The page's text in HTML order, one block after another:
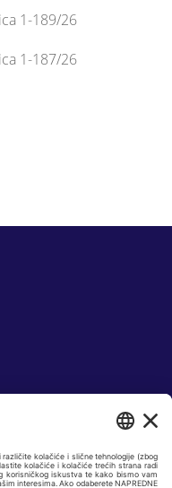
1-189/26
1-187/26